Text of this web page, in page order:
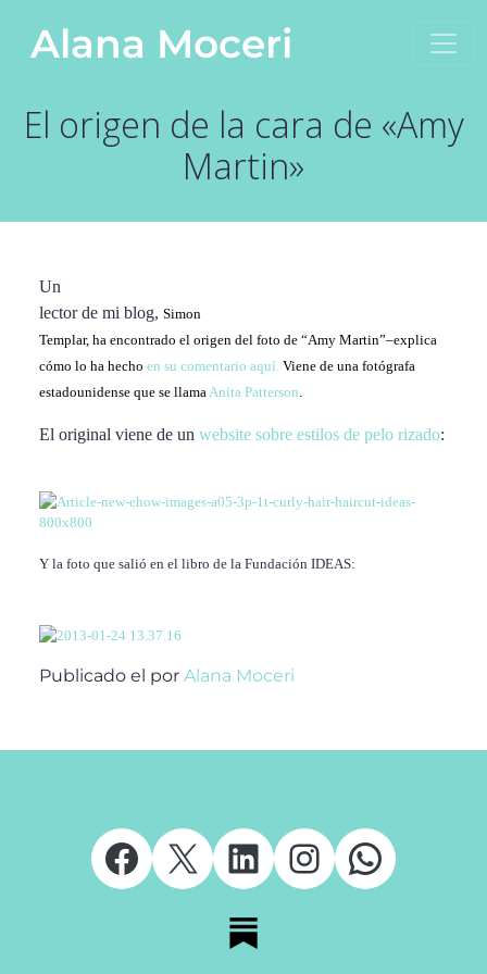
Navegación principal
Alana Moceri
El origen de la cara de «Amy
Martin»
Un
lector de mi blog, Simon
Templar, ha encontrado el origen del foto de “Amy Martin”–explica
cómo lo ha hecho en su comentario aquí. Viene de una fotógrafa
estadounidense que se llamaAnita Patterson.
El original viene de un website sobre estilos de pelo rizado:
Y la foto que salió en el libro de la Fundación IDEAS:
Publicado el por Alana Moceri
Facebook
X LinkedIn
Instagram